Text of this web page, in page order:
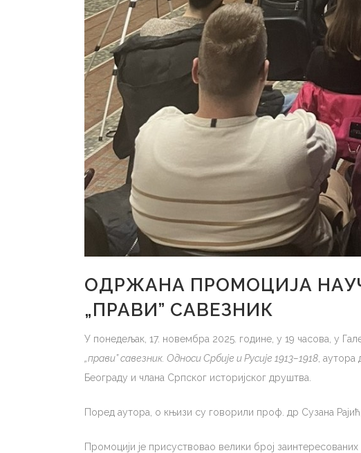
ОДРЖАНА ПРОМОЦИЈА
„ПРАВИ” САВЕЗНИК
У понедељак, 17. новембра 2025. године, у 19 часова, у
„прави” савезник. Односи Србије и Русије 1913–1918 ,
Београду и члана Српског историјског друштва.
Поред аутора, о књизи су говорили проф. др Сузана
Промоцији је присуствовао велики број